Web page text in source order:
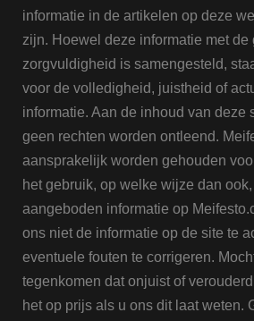
informatie in de artikelen op deze
zijn. Hoewel deze informatie met de
zorgvuldigheid is samengesteld,
voor de volledigheid, juistheid of
informatie. Aan de inhoud van deze
geen rechten worden ontleend.
aansprakelijk worden gehouden
het gebruik, op welke wijze dan
aangeboden informatie op
ons niet de informatie op de site te
eventuele fouten te corrigeren.
tegenkomen dat onjuist of
het op prijs als u ons dit laat weten.